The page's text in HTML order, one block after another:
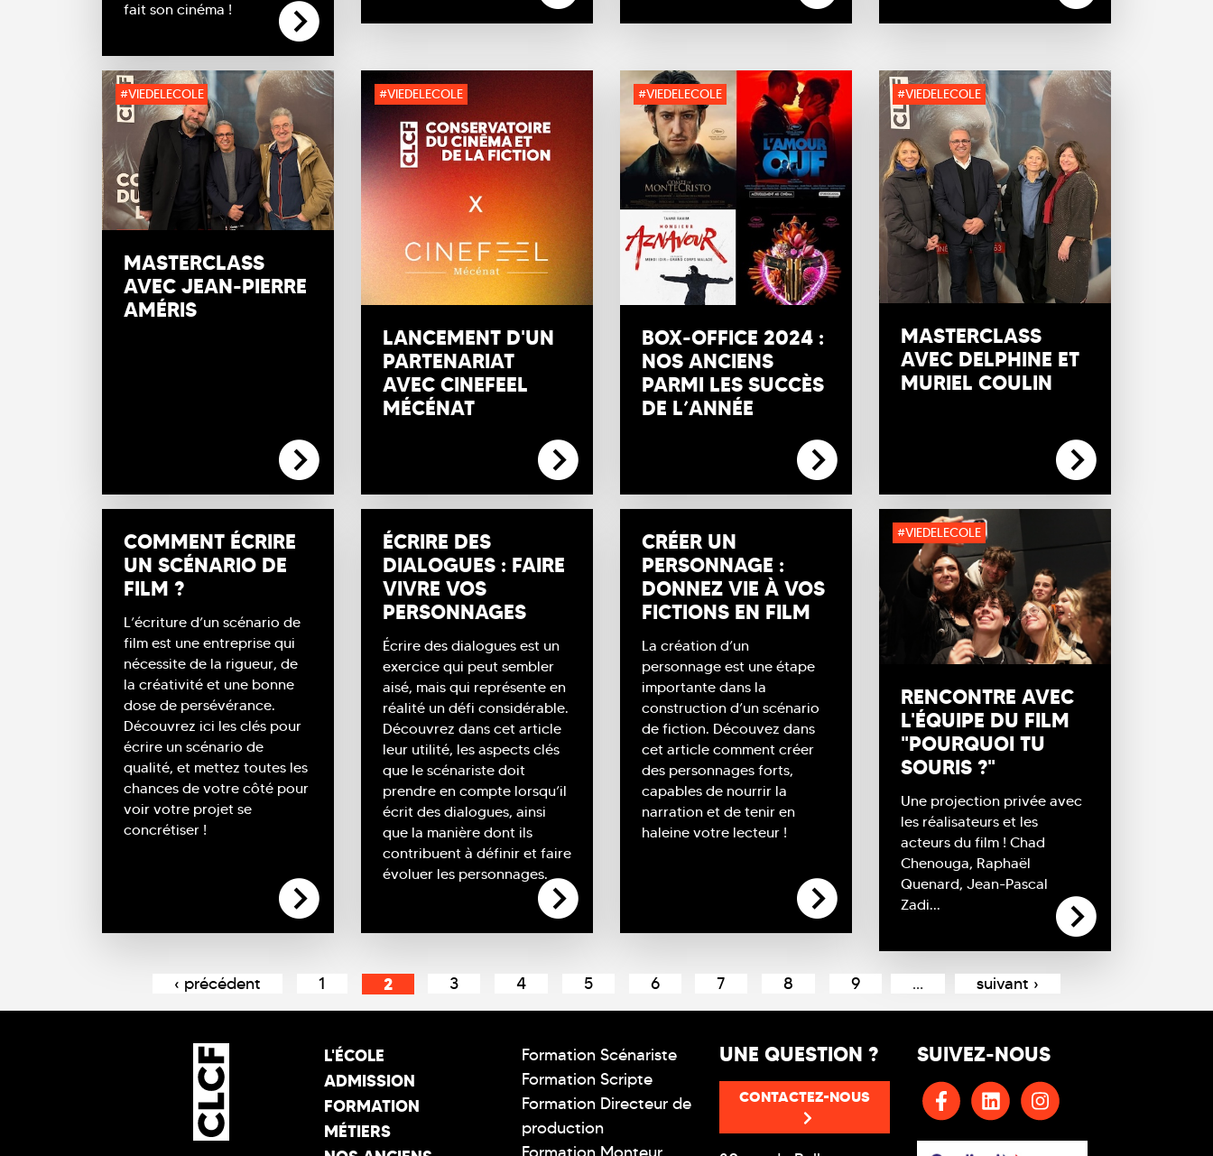
fait son cinéma !
#VIEDELECOLE
MASTERCLASS
AVEC JEAN-PIERRE
AMÉRIS
#VIEDELECOLE
LANCEMENT D'UN
PARTENARIAT
AVEC CINEFEEL
MÉCÉNAT
#VIEDELECOLE
BOX-OFFICE 2024 :
NOS ANCIENS
PARMI LES SUCCÈS
DE L’ANNÉE
#VIEDELECOLE
MASTERCLASS
AVEC DELPHINE ET
MURIEL COULIN
#VIEDELECOLE
COMMENT ÉCRIRE
UN SCÉNARIO DE
FILM ?
L’écriture d’un scénario de
film est une entreprise qui
nécessite de la rigueur, de
la créativité et une bonne
dose de persévérance.
Découvrez ici les clés pour
écrire un scénario de
qualité, et mettez toutes les
chances de votre côté pour
voir votre projet se
concrétiser !
#VIEDELECOLE
ÉCRIRE DES
DIALOGUES : FAIRE
VIVRE VOS
PERSONNAGES
Écrire des dialogues est un
exercice qui peut sembler
aisé, mais qui représente en
réalité un défi considérable.
Découvrez dans cet article
leur utilité, les aspects clés
que le scénariste doit
prendre en compte lorsqu’il
écrit des dialogues, ainsi
que la manière dont ils
contribuent à définir et faire
évoluer les personnages.
#VIEDELECOLE
CRÉER UN
PERSONNAGE :
DONNEZ VIE À VOS
FICTIONS EN FILM
La création d’un
personnage est une étape
importante dans la
construction d’un scénario
de fiction. Découvez dans
cet article comment créer
des personnages forts,
capables de nourrir la
narration et de tenir en
haleine votre lecteur !
#VIEDELECOLE
RENCONTRE AVEC
L'ÉQUIPE DU FILM
"POURQUOI TU
SOURIS ?"
Une projection privée avec
les réalisateurs et les
acteurs du film ! Chad
Chenouga, Raphaël
Quenard, Jean-Pascal
Zadi...
Pages‹ précédent 1 2 3 4 5 6 7 8 9 … suivant ›
L'ÉCOLE
ADMISSION
FORMATION
MÉTIERS
Formation Scénariste
Formation Scripte
Formation Directeur de
production
UNE QUESTION ?
CONTACTEZ-NOUS
SUIVEZ-NOUS